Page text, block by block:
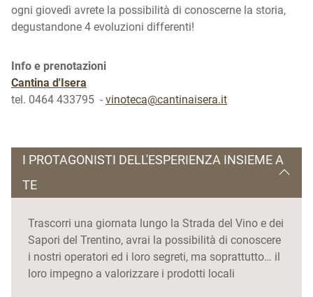
ogni giovedì avrete la possibilità di conoscerne la storia,
degustandone 4 evoluzioni differenti!
Info e prenotazioni
Cantina d'Isera
tel. 0464 433795 - vinoteca@cantinaisera.it
I PROTAGONISTI DELL'ESPERIENZA INSIEME A
TE
Trascorri una giornata lungo la Strada del Vino e dei
Sapori del Trentino, avrai la possibilità di conoscere
i nostri operatori ed i loro segreti, ma soprattutto… il
loro impegno a valorizzare i prodotti locali